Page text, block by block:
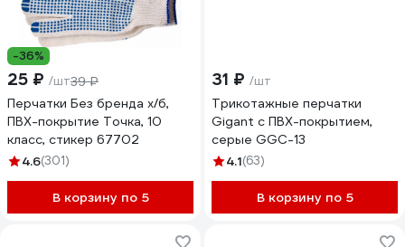
-36%
25 ₽ /шт39 ₽
Перчатки Без бренда х/б,
ПВХ-покрытие Точка, 10
класс, стикер 67702
4.6(301)
В корзину по 5
31 ₽ /шт
Трикотажные перчатки
Gigant с ПВХ-покрытием,
серые GGC-13
4.1(63)
В корзину по 5